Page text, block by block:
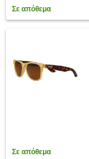
Σε απόθεμα
Σε απόθεμα